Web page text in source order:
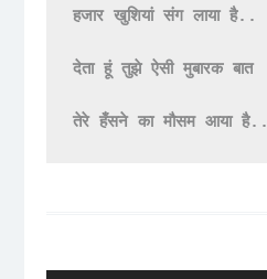
हजार खुशियां संग लाया है..
देता हूं तुझे ऐसी मुबारक बात
तेरे हँसने का मौसम आया है..